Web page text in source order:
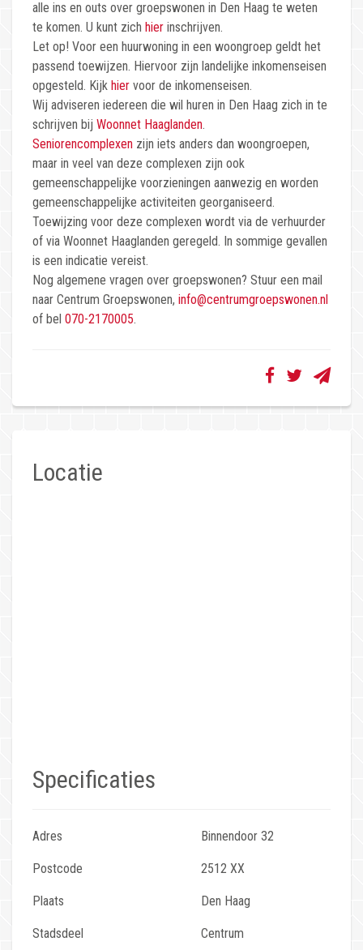
alle ins en outs over groepswonen in Den Haag te weten
te komen. U kunt zich hier inschrijven.
Let op! Voor een huurwoning in een woongroep geldt het
passend toewijzen. Hiervoor zijn landelijke inkomenseisen
opgesteld. Kijk hier voor de inkomenseisen.
Wij adviseren iedereen die wil huren in Den Haag zich in te
schrijven bij Woonnet Haaglanden.
Seniorencomplexen zijn iets anders dan woongroepen,
maar in veel van deze complexen zijn ook
gemeenschappelijke voorzieningen aanwezig en worden
gemeenschappelijke activiteiten georganiseerd.
Toewijzing voor deze complexen wordt via de verhuurder
of via Woonnet Haaglanden geregeld. In sommige gevallen
is een indicatie vereist.
Nog algemene vragen over groepswonen? Stuur een mail
naar Centrum Groepswonen, info@centrumgroepswonen.nl
of bel 070-2170005.
Locatie
Specificaties
Adres Binnendoor 32
Postcode 2512 XX
Plaats Den Haag
Stadsdeel Centrum